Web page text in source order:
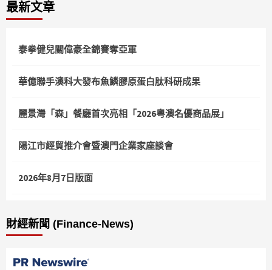
最新文章
泰拳健兒關偉豪全錦賽奪亞軍
華億聯手澳科大發布魚鱗膠原蛋白肽科研成果
麗景灣「森」餐廳首次亮相「2026粵澳名優商品展」
陽江市經貿推介會暨澳門企業家座談會
2026年8月7日版面
財經新聞 (Finance-News)